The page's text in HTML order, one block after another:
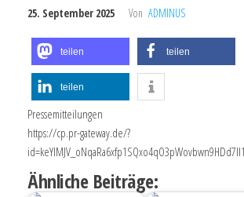
25. September 2025 Von ADMINUS
teilen teilen
teilen
Pressemitteilungen
https://cp.pr-gateway.de/?
Ähnliche Beiträge: